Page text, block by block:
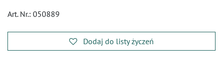
Art. Nr.: 050889
Dodaj do listy życzeń